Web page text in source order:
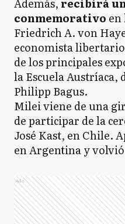
conmemorativo en
Friedrich A. von
economista
de los principales
la Escuela Austríaca,
Philipp Bagus.
Milei viene de una
de participar de la
José Kast, en Chile.
en Argentina y
Ads